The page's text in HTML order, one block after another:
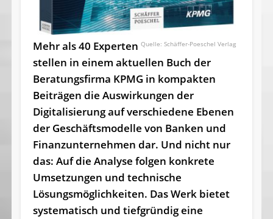
Schäffer-Poeschel Verlag
Mehr als 40 Experten
stellen in einem aktuellen Buch der
Beratungsfirma KPMG in kompakten
Beiträgen die Auswirkungen der
Digitalisierung auf verschiedene Ebenen
der Geschäftsmodelle von Banken und
Finanzunternehmen dar. Und nicht nur
das: Auf die Analyse folgen konkrete
Umsetzungen und technische
Lösungsmöglichkeiten. Das Werk bietet
systematisch und tiefgründig eine